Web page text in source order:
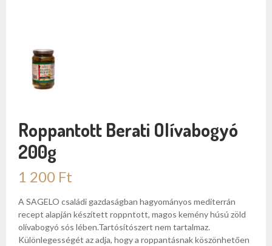
Roppantott Berati Olívabogyó
200g
1 200 Ft
A SAGELO családi gazdaságban hagyományos mediterrán
recept alapján készített roppntott, magos kemény húsú zöld
olívabogyó sós lében.Tartósítószert nem tartalmaz.
Különlegességét az adja, hogy a roppantásnak köszönhetően